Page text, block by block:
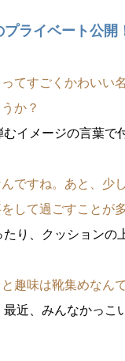
ライベート公開
すごくかわいい
か？
イメージの言葉で
すね。あと、少
して過ごすことが
り、クッションの
趣味は靴集めなん
近、みんなかっこ